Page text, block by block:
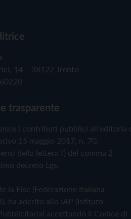
14 – 38122 Trento
trasparente
i contributi pubblici all'editoria
15 maggio 2017, n. 70.
della lettera f) del comma 2
decreto Lgs.
la Fisc (Federazione Italiana
ha aderito allo IAP (Istituto
accettando il Codice di